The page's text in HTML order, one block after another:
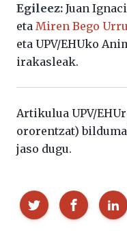
Egileez: Juan
eta Miren Bego
eta UPV/EHUko
irakasleak.
Artikulua UPV/
ororentzat)
jaso dugu.
Partekatu